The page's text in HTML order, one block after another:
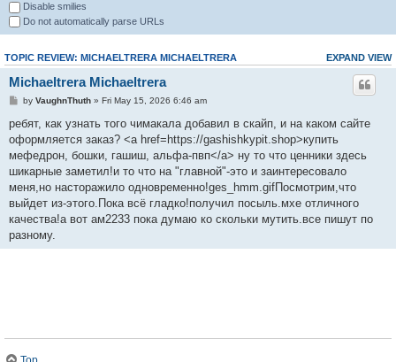
Disable smilies
Do not automatically parse URLs
EXPAND VIEW
TOPIC REVIEW: MICHAELTRERA MICHAELTRERA
Michaeltrera Michaeltrera
by VaughnThuth» Fri May 15, 2026 6:46 am
ребят, как узнать того чимакала добавил в скайп, и на каком сайте
оформляется заказ? <a href=https://gashishkypit.shop>купить
мефедрон, бошки, гашиш, альфа-пвп</a> ну то что ценники здесь
шикарные заметил!и то что на "главной"-это и заинтересовало
меня,но насторажило одновременно!ges_hmm.gifПосмотрим,что
выйдет из-этого.Пока всё гладко!получил посыль.мхе отличного
качества!а вот ам2233 пока думаю ко скольки мутить.все пишут по
разному.